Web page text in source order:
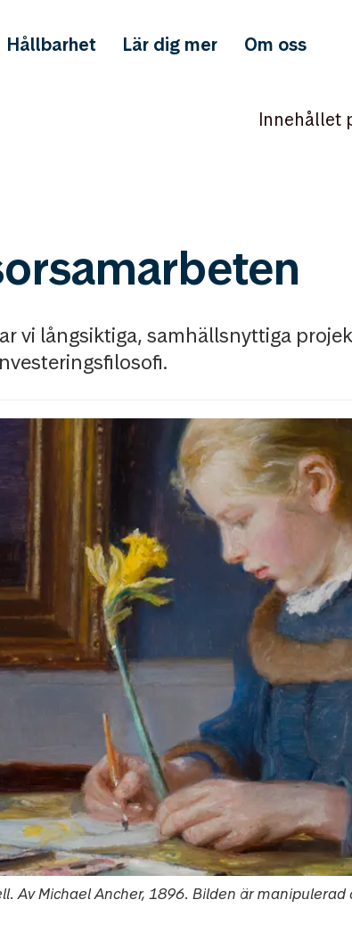
Hållbarhet Lär dig mer Om oss
Innehållet
vi långsiktiga, samhällsnyttiga
Av Michael Ancher, 1896. Bilden är manipulerad